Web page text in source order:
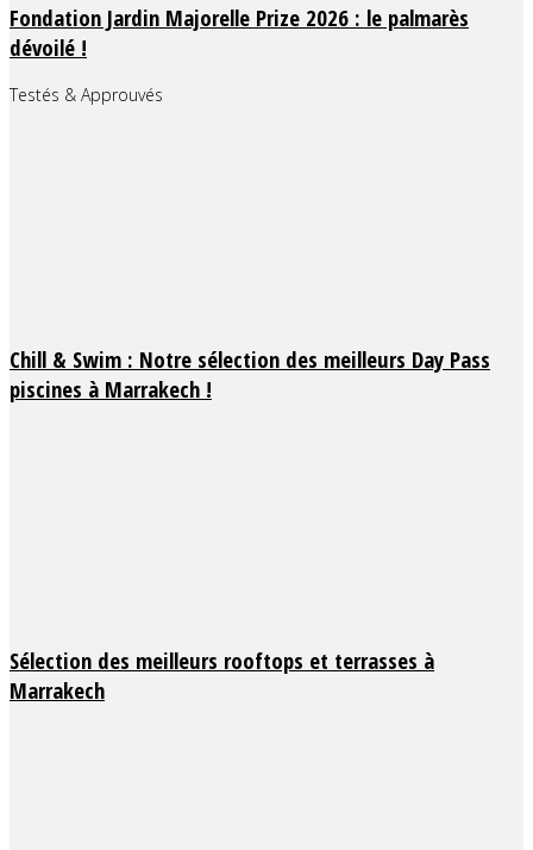
Fondation Jardin Majorelle Prize 2026 : le palmarès
dévoilé !
Testés & Approuvés
Chill & Swim : Notre sélection des meilleurs Day Pass
piscines à Marrakech !
Sélection des meilleurs rooftops et terrasses à
Marrakech